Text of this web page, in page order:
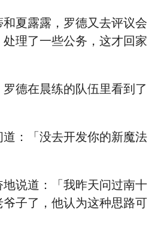
夏露露，罗德又去评议会
理了一些公务，这才回家
德在晨练的队伍里看到了
道：「没去开发你的新魔法
地说道：「我昨天问过南十
子了，他认为这种思路可